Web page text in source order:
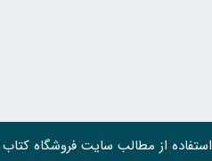
استفاده از مطالب سايت فروشگاه